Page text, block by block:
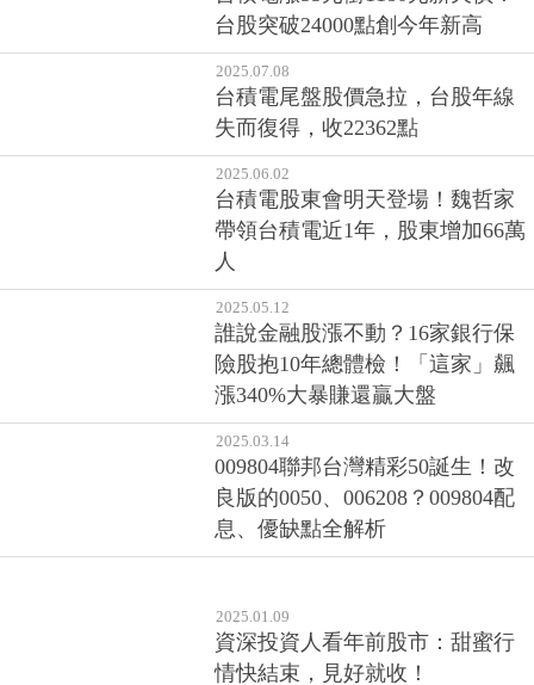
4大公股金控增持台積電！合庫金
2025.08.07
台積電漲55元衝1180元新天價！
2025.07.08
台積電尾盤股價急拉，台股年線
失而復得，收22362點
2025.06.02
台積電股東會明天登場！魏哲家
帶領台積電近1年，股東增加66萬
人
2025.05.12
誰說金融股漲不動？16家銀行保
險股抱10年總體檢！「這家」飆
漲340%大暴賺還贏大盤
2025.03.14
良版的0050、006208？009804配
息、優缺點全解析